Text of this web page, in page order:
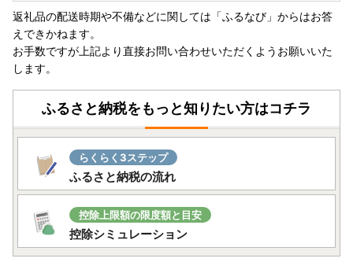
きますようお願いいたします。
また、返礼品のお届け先変更をご希望の方は、下記のお問い
合わせ先までご連絡いただきますようお願いいたします。
なお、返礼品の発送準備中のためご連絡いただくタイミング
により対応いたしかねる場合がございますので、あらかじめ
ご了承ください。
▼お届け後
返礼品のお受け取り後はすぐに中身や状態をご確認いただ
き、万が一不具合等がございましたら、大変お手数ではござ
いますがお問い合わせ先まで画像を添付の上ご連絡いただき
ますようお願い申し上げます。
なお、お受け取りからお日にちが経過した後のご連絡につき
ましては対応いたしかねる場合がございますのであらかじめ
ご了承ください。
返礼品の配送時期や不備などに関しては「ふるなび」からはお答
えできかねます。
お手数ですが上記より直接お問い合わせいただくようお願いいた
します。
ふるさと納税をもっと知りたい方はコチラ
らくらく3ステップ
ふるさと納税の流れ
控除上限額の限度額と目安
控除シミュレーション